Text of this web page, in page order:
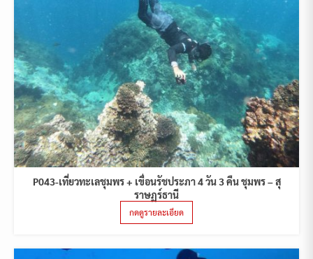
P043-เที่ยวทะเลชุมพร + เขื่อนรัชประภา 4 วัน 3 คืน ชุมพร – สุ
ราษฏร์ธานี
กดดูรายละเอียด